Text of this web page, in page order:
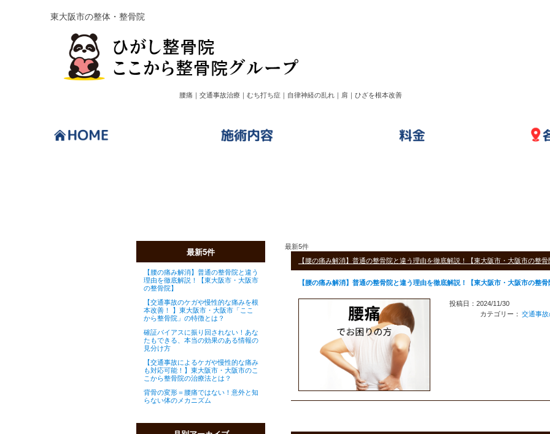
東大阪市の整体・整骨院
腰痛｜交通事故治療｜むち打ち症｜自律神経の乱れ｜肩｜ひざを根本改善
最新5件
【腰の痛み解消】普通の整骨院と違う
理由を徹底解説！【東大阪市・大阪市
の整骨院】
【交通事故のケガや慢性的な痛みを根
本改善！ 】東大阪市・大阪市「ここ
から整骨院」の特徴とは？
確証バイアスに振り回されない！あな
たもできる、本当の効果のある情報の
見分け方
【交通事故によるケガや慢性的な痛み
も対応可能！】東大阪市・大阪市のこ
こから整骨院の治療法とは？
背骨の変形＝腰痛ではない！意外と知
らない体のメカニズム
最新5件
【腰の痛み解消】普通の整骨院と違う理由を徹底解説！【東大阪市・大阪市の整骨
【腰の痛み解消】普通の整骨院と違う理由を徹底解説！【東大阪市・大阪市の整骨
投稿日：2024/11/30
カテゴリー： 交通事